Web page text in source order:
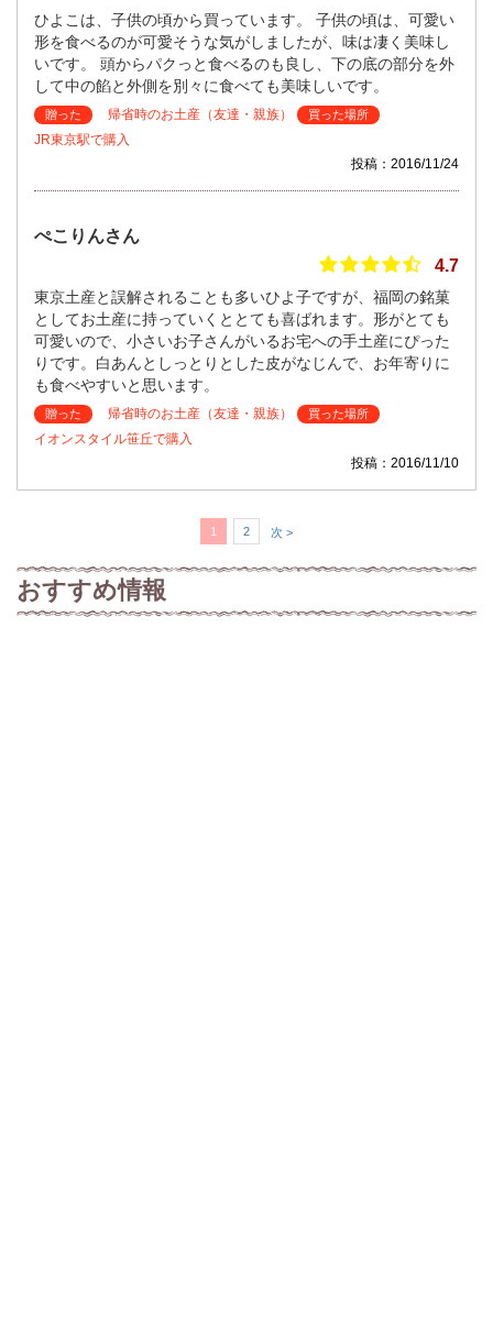
ひよこは、子供の頃から買っています。 子供の頃は、可愛い
形を食べるのが可愛そうな気がしましたが、味は凄く美味し
いです。 頭からパクっと食べるのも良し、下の底の部分を外
して中の餡と外側を別々に食べても美味しいです。
贈った 帰省時のお土産（友達・親族） 買った場所
JR東京駅で購入
投稿：2016/11/24
ぺこりんさん
4.7
東京土産と誤解されることも多いひよ子ですが、福岡の銘菓
としてお土産に持っていくととても喜ばれます。形がとても
可愛いので、小さいお子さんがいるお宅への手土産にぴった
りです。白あんとしっとりとした皮がなじんで、お年寄りに
も食べやすいと思います。
贈った 帰省時のお土産（友達・親族） 買った場所
イオンスタイル笹丘で購入
投稿：2016/11/10
1 2 次 >
おすすめ情報